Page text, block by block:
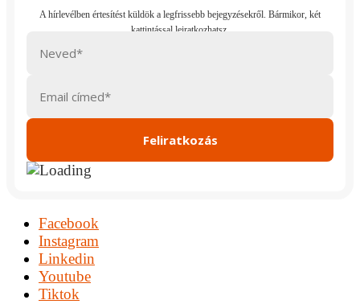
Facebook
Instagram
Linkedin
Youtube
Tiktok